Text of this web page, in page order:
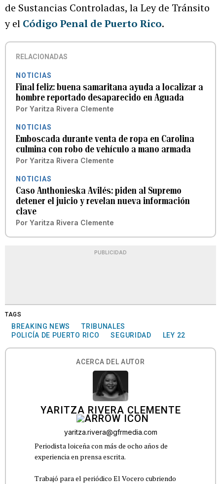
de Sustancias Controladas, la Ley de Tránsito
y el Código Penal de Puerto Rico.
RELACIONADAS
NOTICIAS
Final feliz: buena samaritana ayuda a localizar a
hombre reportado desaparecido en Aguada
Por Yaritza Rivera Clemente
NOTICIAS
Emboscada durante venta de ropa en Carolina
culmina con robo de vehículo a mano armada
Por Yaritza Rivera Clemente
NOTICIAS
Caso Anthonieska Avilés: piden al Supremo
detener el juicio y revelan nueva información
clave
Por Yaritza Rivera Clemente
PUBLICIDAD
TAGS
BREAKING NEWS
TRIBUNALES
POLICÍA DE PUERTO RICO
SEGURIDAD LEY 22
ACERCA DEL AUTOR
YARITZA RIVERA CLEMENTE
yaritza.rivera@gfrmedia.com
Periodista loiceña con más de ocho años de
experiencia en prensa escrita.
Trabajó para el periódico El Vocero cubriendo